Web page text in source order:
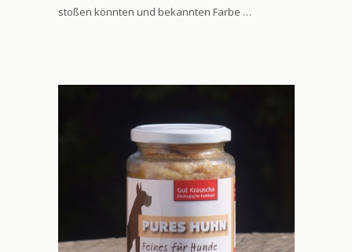
stoßen könnten und bekannten Farbe …